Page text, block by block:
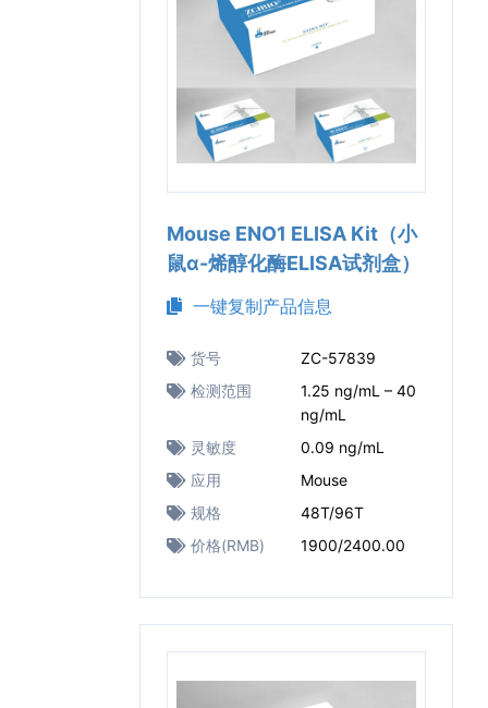
Mouse ENO1 ELISA Kit（小
鼠α-烯醇化酶ELISA试剂盒）
一键复制产品信息
货号
ZC-57839
检测范围
1.25 ng/mL – 40
ng/mL
灵敏度
0.09 ng/mL
应用
Mouse
规格
48T/96T
价格(RMB)
1900/2400.00